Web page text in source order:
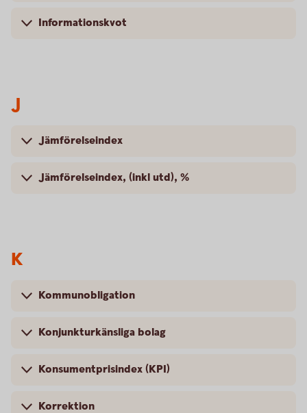
Informationskvot
J
Jämförelseindex
Jämförelseindex, (inkl utd), %
K
Kommunobligation
Konjunkturkänsliga bolag
Konsumentprisindex (KPI)
Korrektion